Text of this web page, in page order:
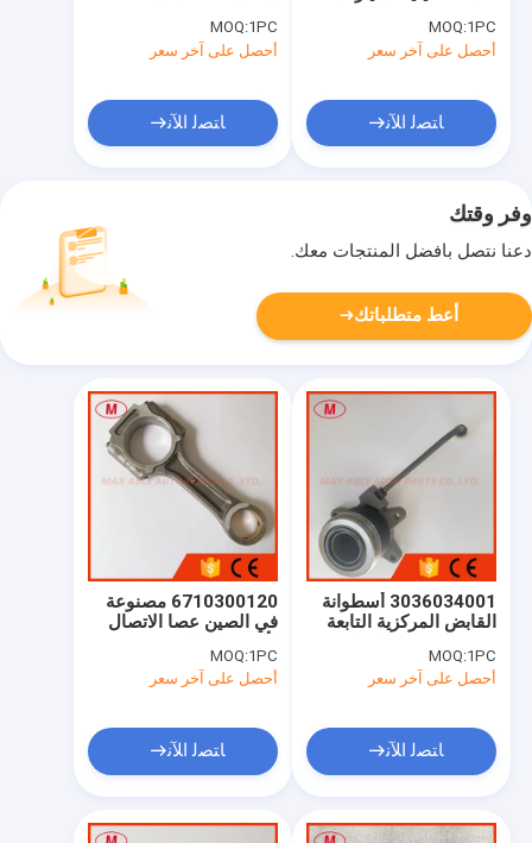
كوراندو
MOQ:1PC
أحصل على آخر سعر
ﺎﺘﺼﻟ ﺍﻶﻧ
MOQ:1PC
أحصل على آخر سعر
ﺎﺘﺼﻟ ﺍﻶﻧ
وفر وقتك
دعنا نتصل بأفضل المنتجات معك.
أعط متطلباتك
6710300120 مصنوعة
في الصين عصا الاتصال
MOQ:1PC
أحصل على آخر سعر
ﺎﺘﺼﻟ ﺍﻶﻧ
3036034001 أسطوانة
القابض المركزية التابعة
سانغ يونغ كوراندو 2011
MOQ:1PC
أحصل على آخر سعر
ﺎﺘﺼﻟ ﺍﻶﻧ